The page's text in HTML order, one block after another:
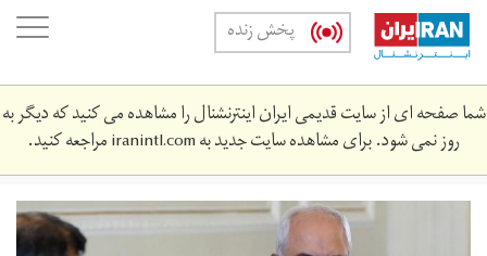
Skip
main
content
پخش زنده
شما صفحه ای از سایت قدیمی ایران اینترنشنال را مشاهده می کنید که دیگر به
روز نمی شود. برای مشاهده سایت جدید بهiranintl.comمراجعه کنید.
whatsapp_image_2020-